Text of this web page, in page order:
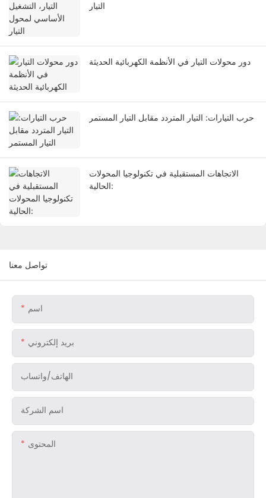
التيار
دور محولات التيار في الأنظمة الكهربائية الحديثة
حرب التيارات: التيار المتردد مقابل التيار المستمر
الاتجاهات المستقبلية في تكنولوجيا المحولات
الحالية:
تواصل معنا
اسم
بريد إلكتروني
الهاتف/واتساب
اسم الشركة
المحتوى